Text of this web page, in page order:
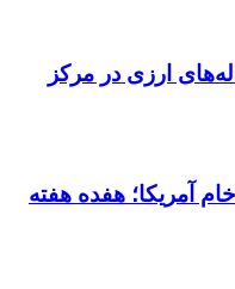
ارزی در مرکز
آمریکا؛ هفده هفته